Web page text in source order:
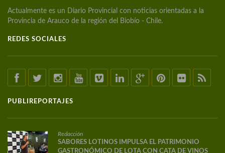
Actualmente es un Diario Provincial con noticias orientadas a la
Provincia de Arauco de la región del Biobío - Chile.
REDES SOCIALES
PUBLIREPORTAJES
Redacción
SABORES LOTINOS IMPULSA EL PATRIMONIO
GASTRONÓMICO DE LOTA CON CATA DE VINOS